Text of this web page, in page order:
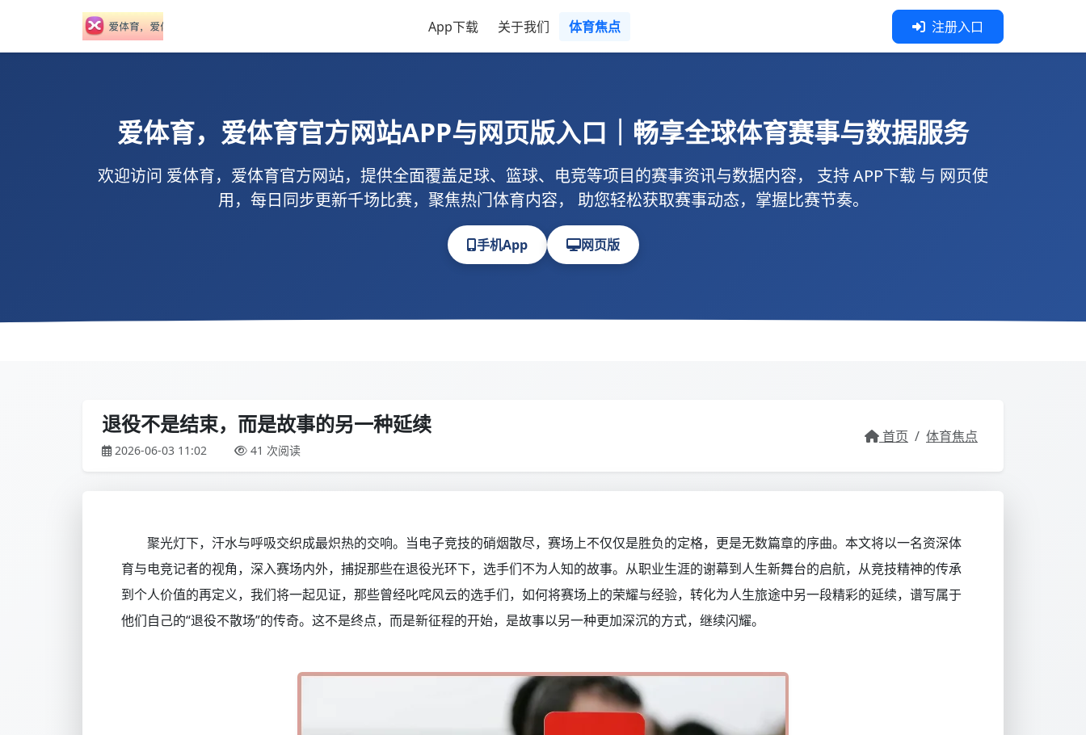
App下载 关于我们 体育焦点 注册入口
爱体育，爱体育官方网站APP与网页版入口｜畅享全球体育赛事与数据服务
欢迎访问 爱体育，爱体育官方网站，提供全面覆盖足球、篮球、电竞等项目的赛事资讯与数据内容， 支持APP下载 与 网页使
用，每日同步更新千场比赛，聚焦热门体育内容， 助您轻松获取赛事动态，掌握比赛节奏。
手机App 网页版
退役不是结束，而是故事的另一种延续
2026-06-03 11:02 41 次阅读
首页 / 体育焦点
聚光灯下，汗水与呼吸交织成最炽热的交响。当电子竞技的硝烟散尽，赛场上不仅仅是胜负的定格，更是无数篇章的序曲。本文将以一名资深体
育与电竞记者的视角，深入赛场内外，捕捉那些在退役光环下，选手们不为人知的故事。从职业生涯的谢幕到人生新舞台的启航，从竞技精神的传承
到个人价值的再定义，我们将一起见证，那些曾经叱咤风云的选手们，如何将赛场上的荣耀与经验，转化为人生旅途中另一段精彩的延续，谱写属于
他们自己的“退役不散场”的传奇。这不是终点，而是新征程的开始，是故事以另一种更加深沉的方式，继续闪耀。